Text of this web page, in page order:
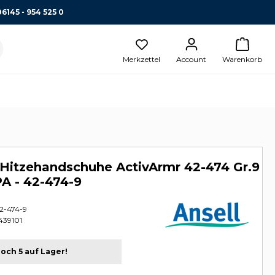
- 954 525 0
Merkzettel Account Warenkorb
ActivArmr 42-474 Gr.9
- 42-474-9
474-9
5 auf Lager!